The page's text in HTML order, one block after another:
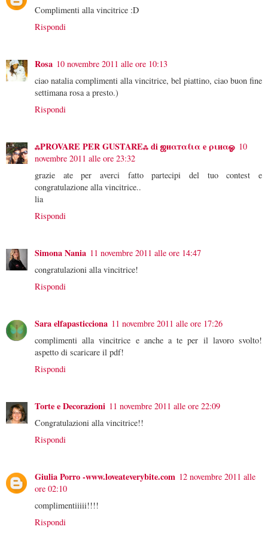
Complimenti alla vincitrice :D
Rispondi
Rosa 10 novembre 2011 alle ore 10:13
ciao natalia complimenti alla vincitrice, bel piattino, ciao buon fine
settimana rosa a presto.)
Rispondi
ஃPROVARE PER GUSTAREஃ di ஜиαтαℓια e ριиαஓ 10
novembre 2011 alle ore 23:32
grazie ate per averci fatto partecipi del tuo contest e
congratulazione alla vincitrice..
lia
Rispondi
Simona Nania 11 novembre 2011 alle ore 14:47
congratulazioni alla vincitrice!
Rispondi
Sara elfapasticciona 11 novembre 2011 alle ore 17:26
complimenti alla vincitrice e anche a te per il lavoro svolto!
aspetto di scaricare il pdf!
Rispondi
Torte e Decorazioni 11 novembre 2011 alle ore 22:09
Congratulazioni alla vincitrice!!
Rispondi
Giulia Porro -www.loveateverybite.com 12 novembre 2011 alle
ore 02:10
complimentiiiii!!!!
Rispondi